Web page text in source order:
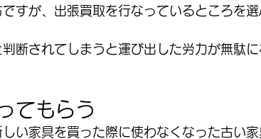
すが、出張買取を行なっているところを
断されてしまうと運び出した労力が無駄
てもらう
い家具を買った際に使わなくなった古い